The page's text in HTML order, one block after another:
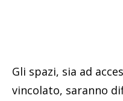
Gli spazi, sia ad
vincolato, saranno